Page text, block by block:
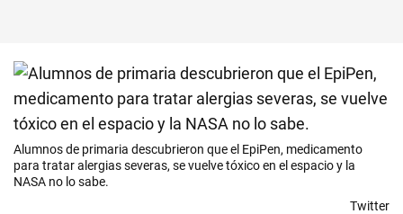
Alumnos de primaria descubrieron que el EpiPen, medicamento
para tratar alergias severas, se vuelve tóxico en el espacio y la
NASA no lo sabe.
Twitter